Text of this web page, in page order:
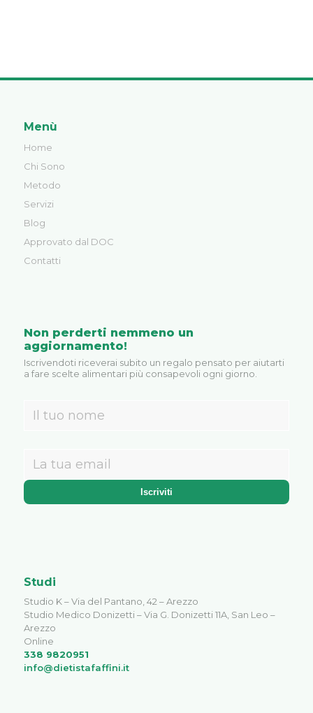
Menù
Home
Chi Sono
Metodo
Servizi
Blog
Approvato dal DOC
Contatti
Non perderti nemmeno un
aggiornamento!
Iscrivendoti riceverai subito un regalo pensato per aiutarti
a fare scelte alimentari più consapevoli ogni giorno.
Studi
Studio K – Via del Pantano, 42 – Arezzo
Studio Medico Donizetti – Via G. Donizetti 11A, San Leo –
Arezzo
Online
338 9820951
info@dietistafaffini.it